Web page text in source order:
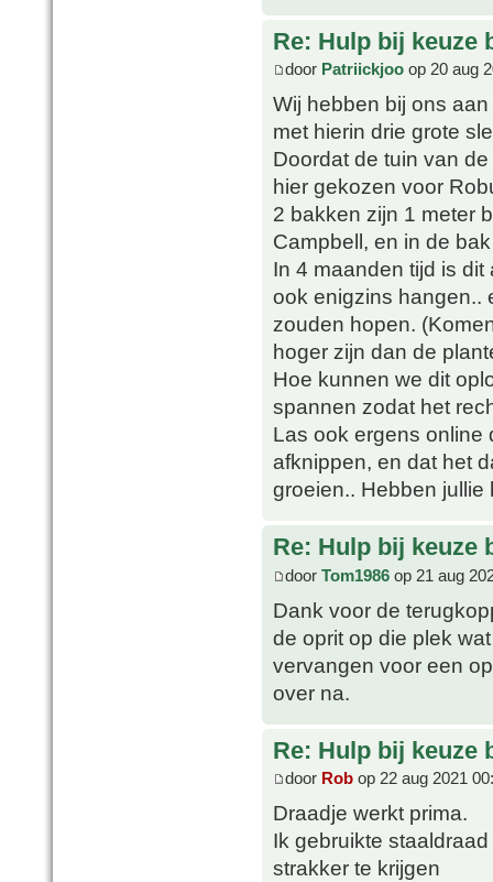
Re: Hulp bij keuze
door Patriickjoo op 20 aug
Wij hebben bij ons
met hierin drie grote
Doordat de tuin van
hier gekozen voor
2 bakken zijn 1 meter
Campbell, en in de
In 4 maanden tijd is
ook enigzins hangen..
zouden hopen.
hoger zijn dan de
Hoe kunnen we dit
spannen zodat het
Las ook ergens online
afknippen, en dat het
groeien.. Hebben jullie
Re: Hulp bij keuze
door Tom1986 op 21 aug
Dank voor de
de oprit op die plek
vervangen voor een
over na.
Re: Hulp bij keuze
door Rob op 22 aug 2021
Draadje werkt prima.
Ik gebruikte
strakker te krijgen